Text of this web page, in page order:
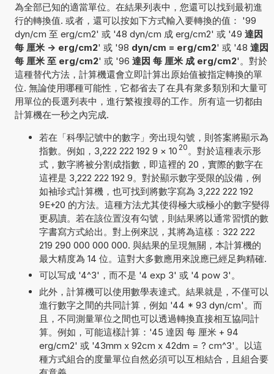
為全部已知的適當單位。在結果列表中，您還可以找到最初進
行的轉換值. 或者，還可以按如下方式輸入要轉換的值： '99
dyn/cm 至 erg/cm2' 或 '48 dyn/cm 成 erg/cm2' 或 '49 達因
每 厘米 -> erg/cm2' 或 '98 dyn/cm = erg/cm2' 或 '48 達因
每 厘米 至 erg/cm2' 或 '96 達因 每 厘米 成 erg/cm2'。對於
這種替代方法，計算機還會立即計算出原始值被指定轉換的單
位. 無論使用哪種可能性，它都省去了在具有衆多類別和大量可
用單位的長選列表中，進行繁複搜尋的工作。所有這一切都由
計算機在一秒之內完成.
若在「科學記號中的數字」旁出現勾號，則答案將顯示為
指數。例如，3,222 222 192 9 × 10 20 。對於這種表示形
式，數字將被分割成指數，即這裡的 20，實際的數字在
這裡是 3,222 222 192 9。對於顯示數字受限的設備，例
如袖珍式計算機，也可找到將數字寫為 3,222 222 192
9E+20 的方法。這種方法尤其使得極大或極小的數字變得
更易讀。若在該位置沒有勾號，則結果將以通常習慣的數
字書寫方式給出。對上例來説，其將為這樣：322 222
219 290 000 000 000. 與結果的呈現無關，本計算機的
最大精度為 14 位。這對大多數應用來說應已經足夠精確.
可以写成 '4^3'，而不是 '4 exp 3' 或 '4 pow 3'。
此外，計算機可以使用數學表達式。結果就是，不僅可以
進行數字之間的共同計算，例如 '44 * 93 dyn/cm'。而
且，不同測量單位之間也可以透過轉換直接相互協同計
算。例如，可能這樣計算：'45 達因 每 厘米 + 94
erg/cm2' 或 '43mm x 92cm x 42dm = ? cm^3'。以這
種方式組合的度量單位自然必須可以互相結合，且組合要